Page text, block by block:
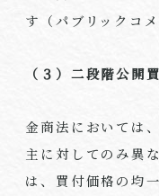
す（パブリックコ
（３）二段階公開
金商法においては
主に対してのみ異
は、買付価格の均